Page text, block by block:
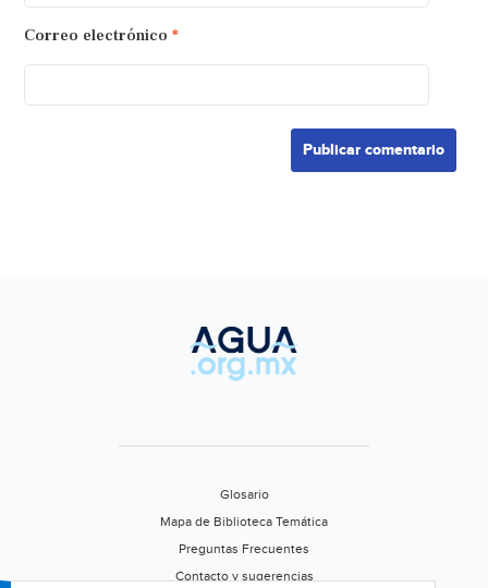
Correo electrónico *
Glosario
Mapa de Biblioteca Temática
Preguntas Frecuentes
Contacto y sugerencias